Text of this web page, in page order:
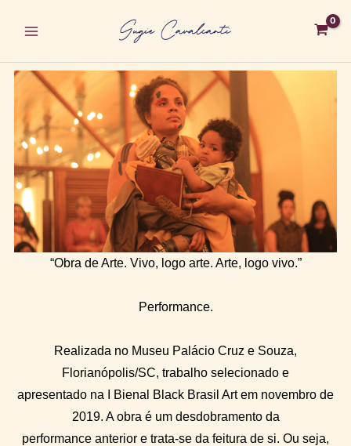
conteúdo
“Obra de Arte. Vivo, logo arte. Arte, logo vivo.”
Performance.
Realizada no Museu Palácio Cruz e Souza,
Florianópolis/SC, trabalho selecionado e
apresentado na I Bienal Black Brasil Art em novembro de
2019. A obra é um desdobramento da
performance anterior e trata-se da feitura de si. Ou seja,